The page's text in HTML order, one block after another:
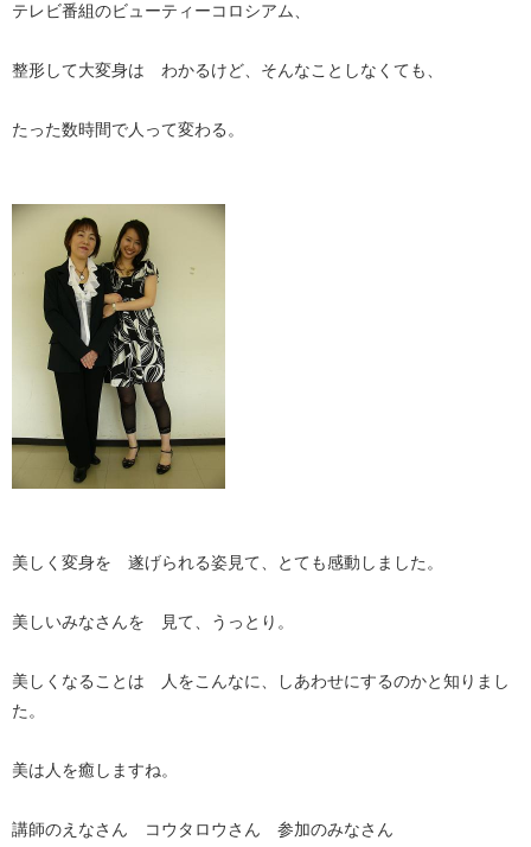
テレビ番組のビューティーコロシアム、
整形して大変身は わかるけど、そんなことしなくても、
たった数時間で人って変わる。
美しく変身を 遂げられる姿見て、とても感動しました。
美しいみなさんを 見て、うっとり。
美しくなることは 人をこんなに、しあわせにするのかと知りまし
た。
美は人を癒しますね。
講師のえなさん コウタロウさん 参加のみなさん